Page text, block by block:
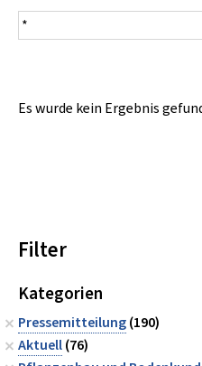
Suchergebnis
Es wurde kein Ergebnis
Filter
Kategorien
Pressemitteilung(190)
Aktuell(76)